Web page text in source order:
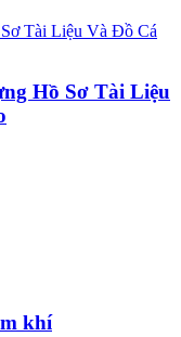
Hồ Sơ Tài Liệu
khí